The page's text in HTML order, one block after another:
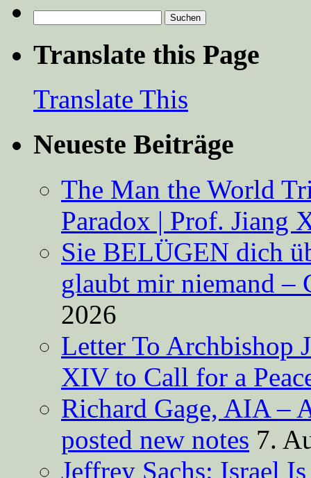
nach:
Translate this Page
Translate This
Neueste Beiträge
The Man the World
Paradox | Prof. Jiang
Sie BELÜGEN dich
glaubt mir niemand –
2026
Letter To Archbishop
XIV to Call for a
Richard Gage, AIA –
posted new notes 7.
Jeffrey Sachs: Israel